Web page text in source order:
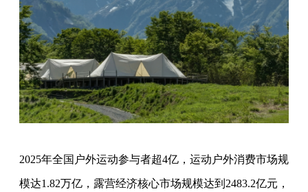
2025年全国户外运动参与者超4亿，运动户外消费市场规
模达1.82万亿，露营经济核心市场规模达到2483.2亿元，